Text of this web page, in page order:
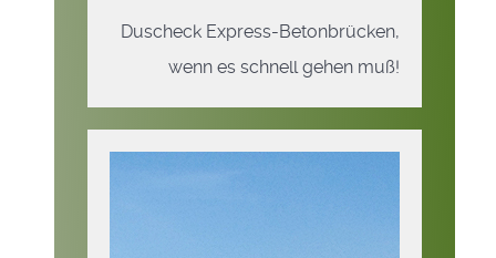
Duscheck Express-Betonbrücken,
wenn es schnell gehen muß!